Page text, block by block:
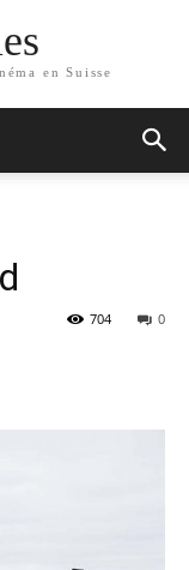
en Suisse
0
704